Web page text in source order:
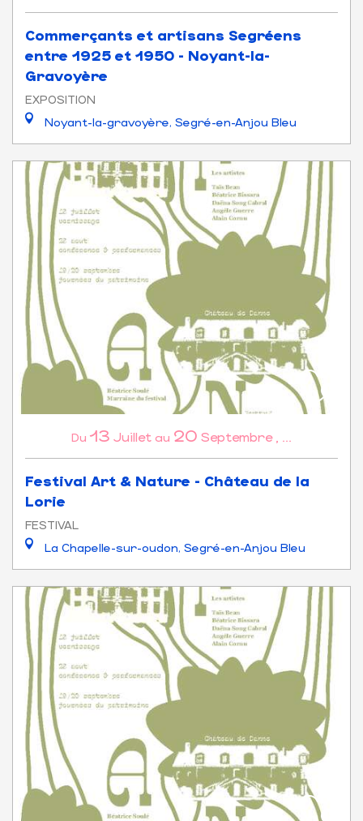
Commerçants et artisans Segréens
entre 1925 et 1950 - Noyant-la-
Gravoyère
EXPOSITION
Noyant-la-gravoyère, Segré-en-Anjou Bleu
Du 13 Juillet au 20 Septembre, ...
Festival Art & Nature - Château de la
Lorie
FESTIVAL
La Chapelle-sur-oudon, Segré-en-Anjou Bleu